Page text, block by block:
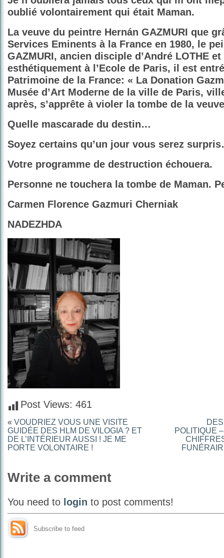
oublié volontairement qui était Maman.
La veuve du peintre Hernán GAZMURI que
Services Eminents à la France en 1980, le
GAZMURI, ancien disciple d’André LOTHE
esthétiquement à l’Ecole de Paris, il est
Patrimoine de la France: « La Donation
Musée d’Art Moderne de la ville de Paris,
après, s’apprête à violer la tombe de la
Quelle mascarade du destin…
Soyez certains qu’un jour vous serez
Votre programme de destruction échouera.
Personne ne touchera la tombe de Maman.
Carmen Florence Gazmuri Cherniak
NADEZHDA
Post Views: 461
« VOUDRIEZ VOUS UNE VISITE
GUIDÉE DES HLM DE VILOGIA ? ET
DE L’INTÉRIEUR AUSSI ! JE ME
PORTE VOLONTAIRE !
POLITIQUE
Write a comment
You need to login to post comments!
Subscribe to feed